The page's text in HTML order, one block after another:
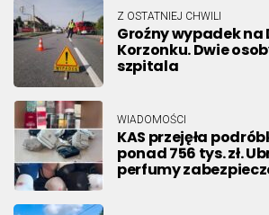
Z OSTATNIEJ CHWILI
Groźny wypadek na
Korzonku. Dwie
szpitala
WIADOMOŚCI
KAS przejęła
ponad 756 tys. zł.
perfumy